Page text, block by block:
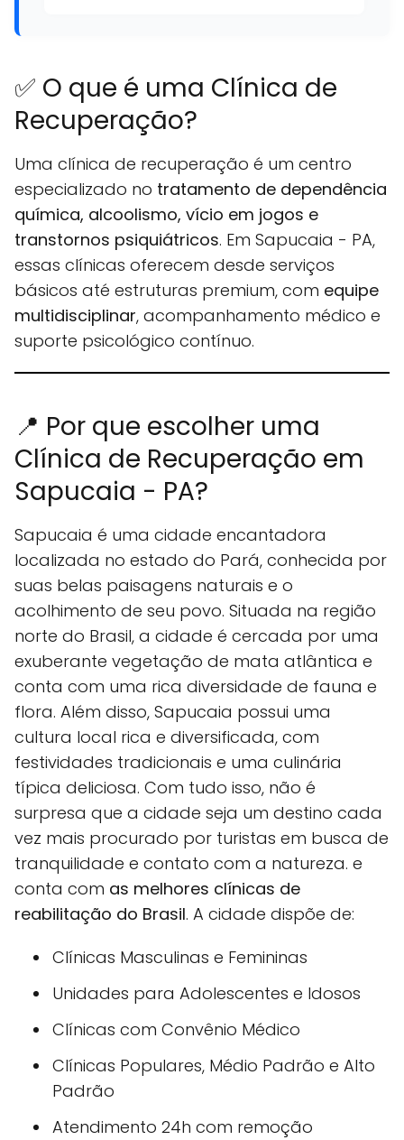
✅ O que é uma Clínica de
Recuperação?
Uma clínica de recuperação é um centro
especializado no tratamento de dependência
química, alcoolismo, vício em jogos e
transtornos psiquiátricos. Em Sapucaia - PA,
essas clínicas oferecem desde serviços
básicos até estruturas premium, com equipe
multidisciplinar, acompanhamento médico e
suporte psicológico contínuo.
📍 Por que escolher uma
Clínica de Recuperação em
Sapucaia - PA?
Sapucaia é uma cidade encantadora
localizada no estado do Pará, conhecida por
suas belas paisagens naturais e o
acolhimento de seu povo. Situada na região
norte do Brasil, a cidade é cercada por uma
exuberante vegetação de mata atlântica e
conta com uma rica diversidade de fauna e
flora. Além disso, Sapucaia possui uma
cultura local rica e diversificada, com
festividades tradicionais e uma culinária
típica deliciosa. Com tudo isso, não é
surpresa que a cidade seja um destino cada
vez mais procurado por turistas em busca de
tranquilidade e contato com a natureza. e
conta com as melhores clínicas de
reabilitação do Brasil. A cidade dispõe de:
Clínicas Masculinas e Femininas
Unidades para Adolescentes e Idosos
Clínicas com Convênio Médico
Clínicas Populares, Médio Padrão e Alto
Padrão
Atendimento 24h com remoção